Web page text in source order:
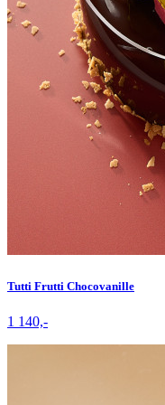
Tutti Frutti Chocovanille
1 140,-